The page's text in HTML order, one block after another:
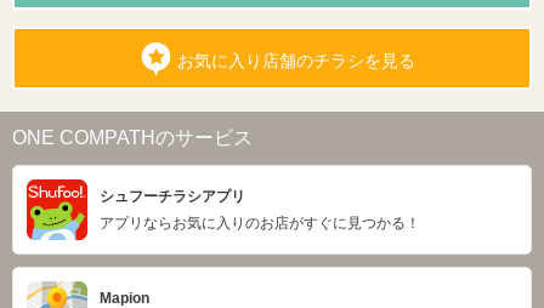
お気に入り店舗のチラシを見る
ONE COMPATHのサービス
シュフーチラシアプリ
アプリならお気に入りのお店がすぐに見つかる！
Mapion